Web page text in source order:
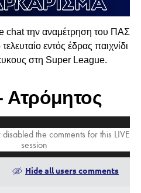
chat την αναμέτρηση του ΠΑΣ
εντός έδρας παιχνίδι
στη Super League.
Ατρόμητος